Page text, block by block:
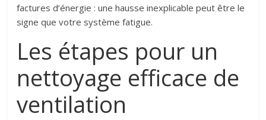
factures d’énergie : une hausse inexplicable peut être le
signe que votre système fatigue.
Les étapes pour un
nettoyage efficace de
ventilation